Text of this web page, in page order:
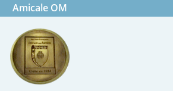
Amicale OM